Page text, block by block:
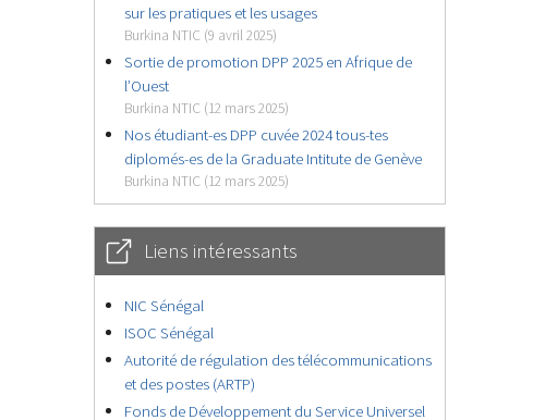
sur les pratiques et les usages
Burkina NTIC (9 avril 2025)
Sortie de promotion DPP 2025 en Afrique de
l’Ouest
Burkina NTIC (12 mars 2025)
Nos étudiant-es DPP cuvée 2024 tous-tes
diplomés-es de la Graduate Intitute de Genève
Burkina NTIC (12 mars 2025)
Liens intéressants
NIC Sénégal
ISOC Sénégal
Autorité de régulation des télécommunications
et des postes (ARTP)
Fonds de Développement du Service Universel